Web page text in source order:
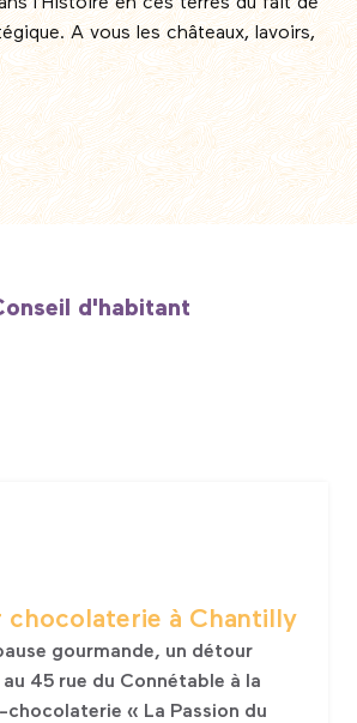
A vous les châteaux, lavoirs,
d'habitant
chocolaterie à Chantilly
gourmande, un détour
au 45 rue du Connétable à la
chocolaterie « La Passion du